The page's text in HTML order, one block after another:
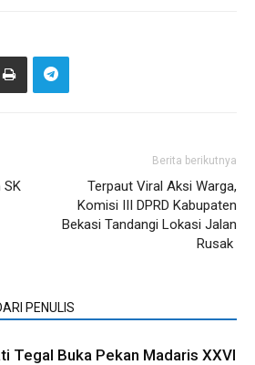
SK
Berita berikutnya
Terpaut Viral Aksi Warga,
Komisi III DPRD Kabupaten
Bekasi Tandangi Lokasi Jalan
Rusak
PENULIS
Tegal Buka Pekan Madaris XXVI